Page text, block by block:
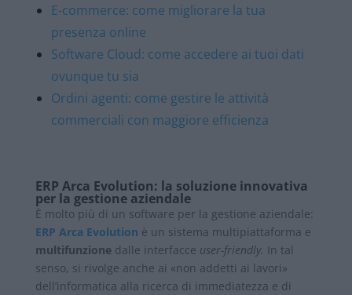
E-commerce: come migliorare la tua
presenza online
Software Cloud: come accedere ai tuoi dati
ovunque tu sia
Ordini agenti: come gestire le attività
commerciali con maggiore efficienza
ERP Arca Evolution: la soluzione innovativa
per la gestione aziendale
È molto più di un software per la gestione aziendale:
ERP Arca Evolution è un sistema multipiattaforma e
multifunzionedalle interfacce user-friendly. In tal
senso, si rivolge anche ai «non addetti ai lavori»
dell’informatica alla ricerca di immediatezza e di